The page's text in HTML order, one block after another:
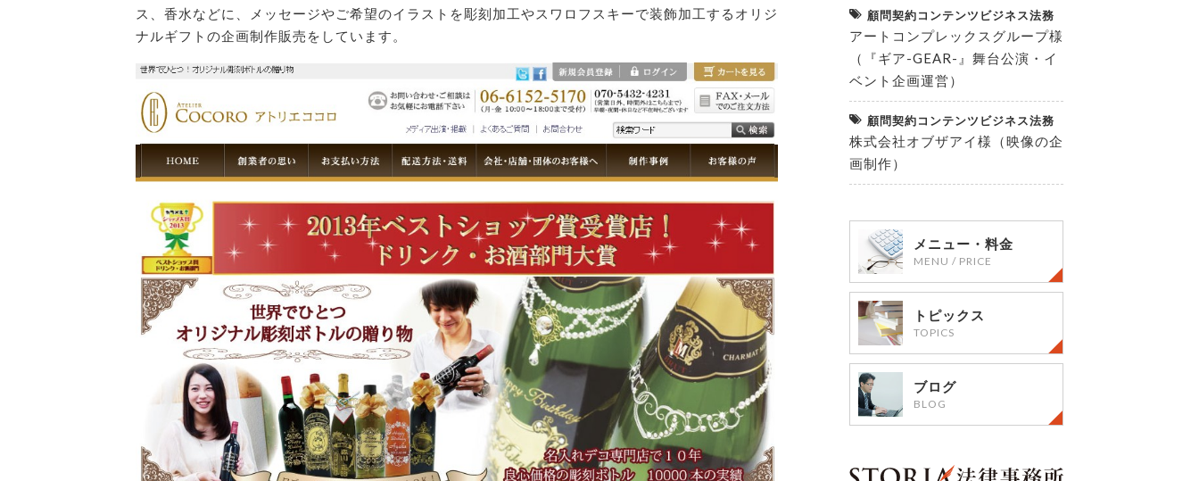
ス、香水などに、メッセージやご希望のイラストを彫刻加工やスワロフスキーで装飾加工するオリジ
ナルギフトの企画制作販売をしています。
顧問契約コンテンツビジネス法務
アートコンプレックスグループ様
（『ギア-GEAR-』舞台公演・イ
ベント企画運営）
顧問契約コンテンツビジネス法務
株式会社オブザアイ様（映像の企
画制作）
メニュー・料金
MENU / PRICE
トピックス
TOPICS
ブログ
BLOG